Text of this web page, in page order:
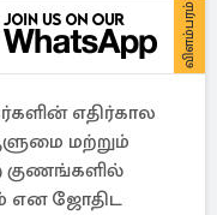
விளம்பரம்
எதிர்கால
மற்றும்
குணங்களில்
என ஜோதிட